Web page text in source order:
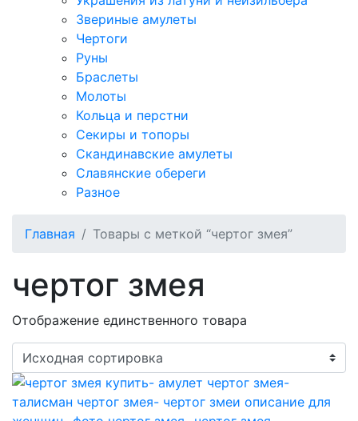
Звериные амулеты
Чертоги
Руны
Браслеты
Молоты
Кольца и перстни
Секиры и топоры
Скандинавские амулеты
Славянские обереги
Разное
Главная Товары с меткой “чертог змея”
чертог змея
Отображение единственного товара